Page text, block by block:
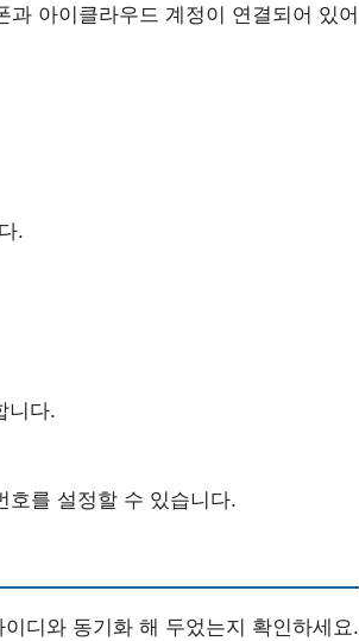
아이클라우드 계정이 연결되어 있어
.
니다.
호를 설정할 수 있습니다.
디와 동기화 해 두었는지 확인하세요.